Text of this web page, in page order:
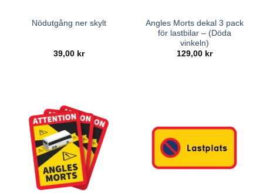
Nödutgång ner skylt
39,00 kr
Angles Morts dekal 3 pack
för lastbilar – (Döda
vinkeln)
129,00 kr